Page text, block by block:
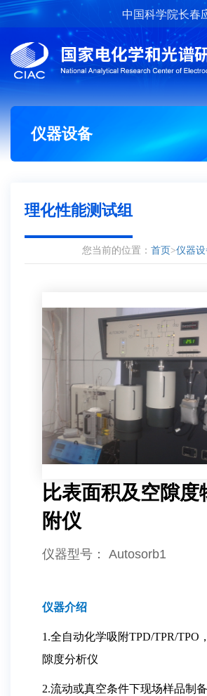
中国科学院长春
概况介绍
仪器设备
理化性能测试组
您当前的位置： 首页>仪器设
比表面积及空隙度
附仪
仪器型号 ： Autosorb1
仪器介绍
1.全自动化学吸附TPD/TPR/TPO
隙度分析仪
2.流动或真空条件下现场样品制备